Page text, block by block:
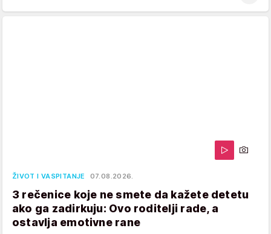
ŽIVOT I VASPITANJE 07.08.2026.
3 rečenice koje ne smete da kažete detetu
ako ga zadirkuju: Ovo roditelji rade, a
ostavlja emotivne rane